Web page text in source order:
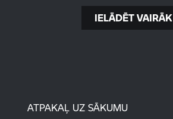
IELĀDĒT VAIRĀK
ATPAKAĻ UZ SĀKUMU